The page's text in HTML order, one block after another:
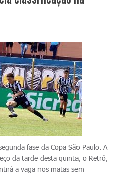
fase da Copa São Paulo. A
da tarde desta quinta, o Retrô,
a vaga nos matas sem